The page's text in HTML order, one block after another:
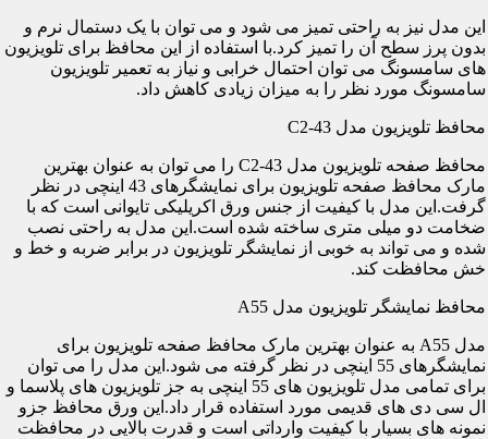
این مدل نیز به راحتی تمیز می شود و می توان با یک دستمال نرم و
بدون پرز سطح آن را تمیز کرد.با استفاده از این محافظ برای تلویزیون
های سامسونگ می توان احتمال خرابی و نیاز به تعمیر تلویزیون
سامسونگ مورد نظر را به میزان زیادی کاهش داد.
محافظ تلویزیون مدل C2-43
محافظ صفحه تلویزیون مدل C2-43 را می توان به عنوان بهترین
مارک محافظ صفحه تلویزیون برای نمایشگرهای 43 اینچی در نظر
گرفت.این مدل با کیفیت از جنس ورق اکریلیکی تایوانی است که با
ضخامت دو میلی متری ساخته شده است.این مدل به راحتی نصب
شده و می تواند به خوبی از نمایشگر تلویزیون در برابر ضربه و خط و
خش محافظت کند.
محافظ نمایشگر تلویزیون مدل A55
مدل A55 به عنوان بهترین مارک محافظ صفحه تلویزیون برای
نمایشگرهای 55 اینچی در نظر گرفته می شود.این مدل را می توان
برای تمامی مدل تلویزیون های 55 اینچی به جز تلویزیون های پلاسما و
ال سی دی های قدیمی مورد استفاده قرار داد.این ورق محافظ جزو
نمونه های بسیار با کیفیت وارداتی است و قدرت بالایی در محافظت